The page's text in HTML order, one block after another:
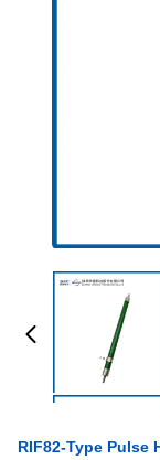
RIF82-Type Pulse